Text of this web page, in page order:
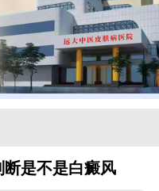
是不是白癜风